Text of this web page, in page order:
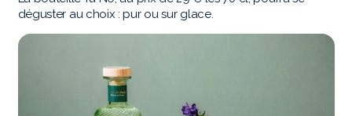
déguster au choix : pur ou sur glace.